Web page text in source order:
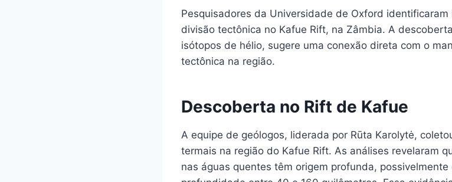
Pesquisadores da Universidade de Oxford
divisão tectônica no Kafue Rift, na Zâmbia. A
isótopos de hélio, sugere uma conexão direta com o
tectônica na região.
Descoberta no Rift de Kafue
A equipe de geólogos, liderada por Rūta Karolytė,
termais na região do Kafue Rift. As análises revelaram
nas águas quentes têm origem profunda,